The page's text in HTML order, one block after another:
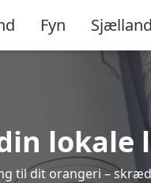
Fyn Sjælland
lokale
til dit orangeri –